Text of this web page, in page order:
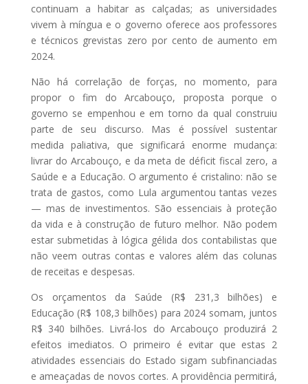
continuam a habitar as calçadas; as universidades
vivem à míngua e o governo oferece aos professores
e técnicos grevistas zero por cento de aumento em
2024.
Não há correlação de forças, no momento, para
propor o fim do Arcabouço, proposta porque o
governo se empenhou e em torno da qual construiu
parte de seu discurso. Mas é possível sustentar
medida paliativa, que significará enorme mudança:
livrar do Arcabouço, e da meta de déficit fiscal zero, a
Saúde e a Educação. O argumento é cristalino: não se
trata de gastos, como Lula argumentou tantas vezes
— mas de investimentos. São essenciais à proteção
da vida e à construção de futuro melhor. Não podem
estar submetidas à lógica gélida dos contabilistas que
não veem outras contas e valores além das colunas
de receitas e despesas.
Os orçamentos da Saúde (R$ 231,3 bilhões) e
Educação (R$ 108,3 bilhões) para 2024 somam, juntos
R$ 340 bilhões. Livrá-los do Arcabouço produzirá 2
efeitos imediatos. O primeiro é evitar que estas 2
atividades essenciais do Estado sigam subfinanciadas
e ameaçadas de novos cortes. A providência permitirá,